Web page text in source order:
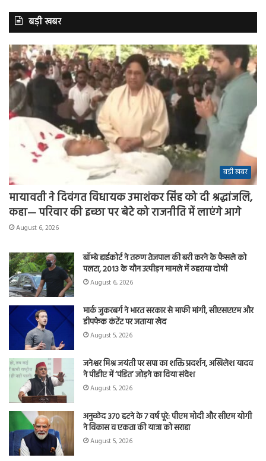
बड़ी खबर
बड़ी खबर
मायावती ने दिवंगत विधायक उमाशंकर सिंह को दी श्रद्धांजलि,
कहा— परिवार की इच्छा पर बेटे को राजनीति में लाएंगे आगे
August 6, 2026
बॉम्बे हाईकोर्ट ने तरुण तेजपाल की बरी करने के फैसले को
पलटा, 2013 के यौन उत्पीड़न मामले में ठहराया दोषी
August 6, 2026
मार्क जुकरबर्ग ने भारत सरकार से माफी मांगी, सीएसएएम और
डीपफेक कंटेंट पर जताया खेद
August 5, 2026
जनेश्वर मिश्र जयंती पर सपा का शक्ति प्रदर्शन, अखिलेश यादव
ने पीडीए में ‘पंडित’ जोड़ने का दिया संदेश
August 5, 2026
अनुच्छेद 370 हटने के 7 वर्ष पूरे: पीएम मोदी और सीएम योगी
ने विकास व एकता की यात्रा को सराहा
August 5, 2026